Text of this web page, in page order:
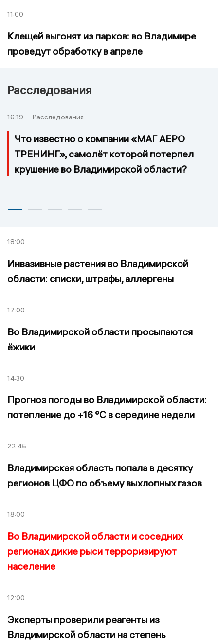
11:00
Клещей выгонят из парков: во Владимире
проведут обработку в апреле
Расследования
16:19 Расследования
Что известно о компании «МАГ АЕРО
ТРЕНИНГ», самолёт которой потерпел
крушение во Владимирской области?
18:00
Инвазивные растения во Владимирской
области: списки, штрафы, аллергены
17:00
Во Владимирской области просыпаются
ёжики
14:30
Прогноз погоды во Владимирской области:
потепление до +16 °C в середине недели
22:45
Владимирская область попала в десятку
регионов ЦФО по объему выхлопных газов
18:00
Во Владимирской области и соседних
регионах дикие рыси терроризируют
население
12:00
Эксперты проверили реагенты из
Владимирской области на степень